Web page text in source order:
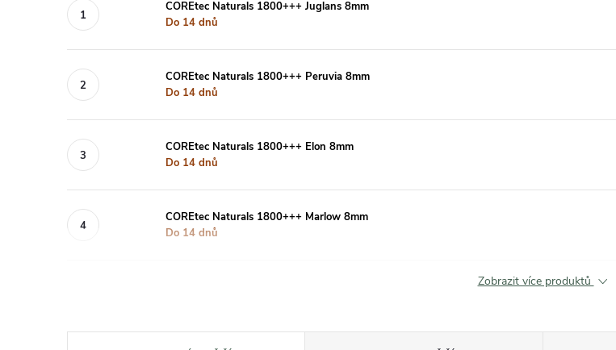
COREtec Naturals 1800+++ Juglans 8mm
Do 14 dnů
COREtec Naturals 1800+++ Peruvia 8mm
Do 14 dnů
COREtec Naturals 1800+++ Elon 8mm
Do 14 dnů
COREtec Naturals 1800+++ Marlow 8mm
Do 14 dnů
Zobrazit více produktů